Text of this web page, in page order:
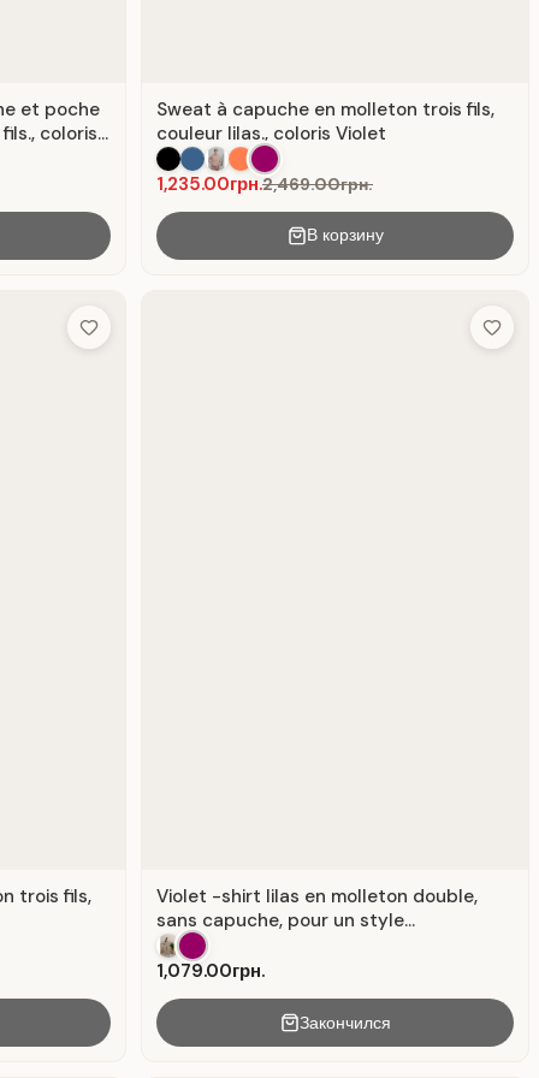
et poche
coloris
Sweat à capuche en molleton trois fils,
couleur lilas., coloris Violet
1,235.00грн.2,469.00грн.
В корзину
Add to Wish List
trois fils,
Add to
Violet -shirt lilas en molleton double,
sans capuche, pour un style
décontracté.
1,079.00грн.
Закончился